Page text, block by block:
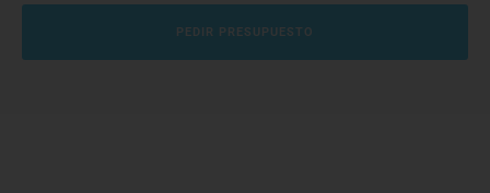
PEDIR PRESUPUESTO